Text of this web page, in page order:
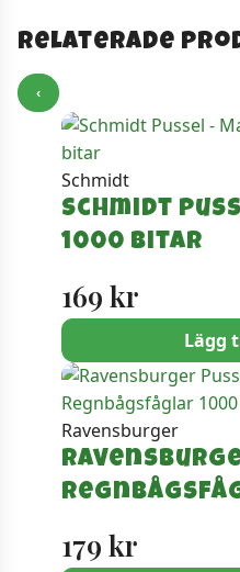
Relaterade
‹
Schmidt
Schmidt
1000 bitar
169 kr
Lägg
Ravensburger
179 kr